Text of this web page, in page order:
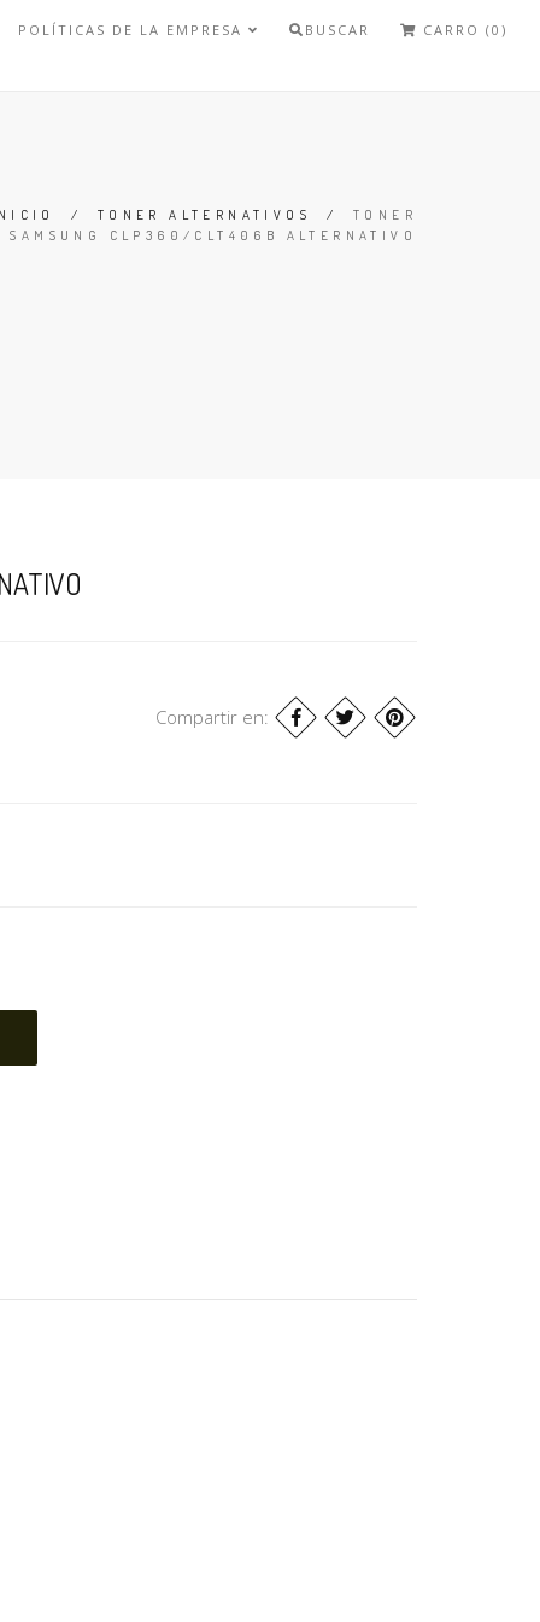
POLÍTICAS DE LA EMPRESA BUSCAR CARRO (0)
/ TONER ALTERNATIVOS / TONER
SAMSUNG CLP360/CLT406B ALTERNATIVO
Compartir en: